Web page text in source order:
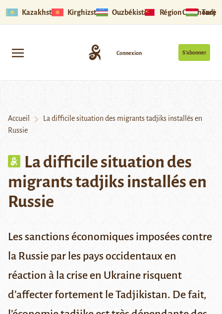
Kazakhstan Kirghizstan Ouzbékistan Région Ouïghoure
S’abonner
Connexion
Accueil
La difficile situation des migrants tadjiks installés en
Russie
La difficile situation des
migrants tadjiks installés en
Russie
Les sanctions économiques imposées contre
la Russie par les pays occidentaux en
réaction à la crise en Ukraine risquent
d’affecter fortement le Tadjikistan. De fait,